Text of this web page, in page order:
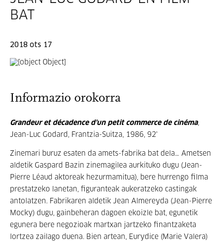
BAT
2018 ots 17
Informazio orokorra
Grandeur et décadence d'un petit commerce de cinéma,
Jean-Luc Godard, Frantzia-Suitza, 1986, 92'
Zinemari buruz esaten da amets-fabrika bat dela… Ametsen
aldetik Gaspard Bazin zinemagilea aurkituko dugu (Jean-
Pierre Léaud aktoreak hezurmamitua), bere hurrengo filma
prestatzeko lanetan, figuranteak aukeratzeko castingak
antolatzen. Fabrikaren aldetik Jean Almereyda (Jean-Pierre
Mocky) dugu, gainbeheran dagoen ekoizle bat, egunetik
egunera bere negozioak martxan jartzeko finantzaketa
lortzea zailago duena. Bien artean, Eurydice (Marie Valera)